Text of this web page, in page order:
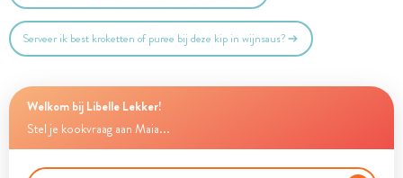
Serveer ik best kroketten of puree bij deze kip in wijnsaus?
Welkom bij Libelle Lekker!
Stel je kookvraag aan Maia...